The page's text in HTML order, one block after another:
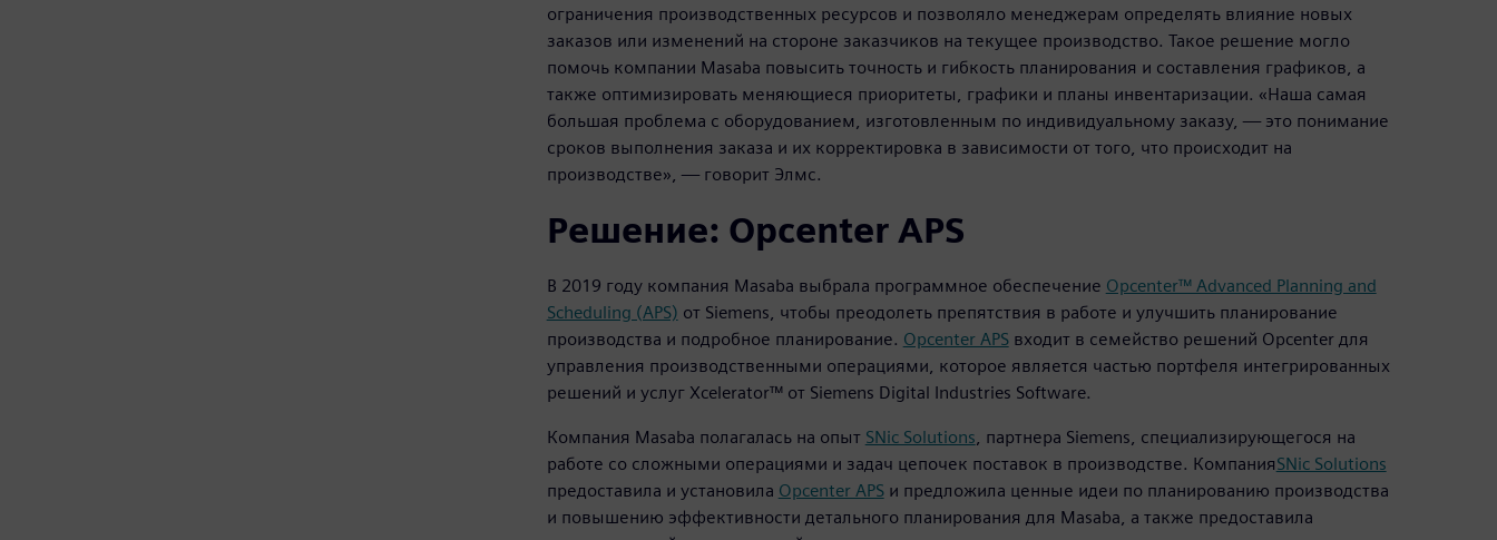
ограничения производственных ресурсов и позволяло менеджерам определять влияние новых
заказов или изменений на стороне заказчиков на текущее производство. Такое решение могло
помочь компании Masaba повысить точность и гибкость планирования и составления графиков, а
также оптимизировать меняющиеся приоритеты, графики и планы инвентаризации. «Наша самая
большая проблема с оборудованием, изготовленным по индивидуальному заказу, — это понимание
сроков выполнения заказа и их корректировка в зависимости от того, что происходит на
производстве», — говорит Элмс.
Решение: Opcenter APS
В 2019 году компания Masaba выбрала программное обеспечение Opcenter™ Advanced Planning and
Scheduling (APS) от Siemens, чтобы преодолеть препятствия в работе и улучшить планирование
производства и подробное планирование. Opcenter APSвходит в семейство решений Opcenter для
управления производственными операциями, которое является частью портфеля интегрированных
решений и услуг Xcelerator™ от Siemens Digital Industries Software.
Компания Masaba полагалась на опыт SNic Solutions, партнера Siemens, специализирующегося на
работе со сложными операциями и задач цепочек поставок в производстве. КомпанияSNic Solutions
предоставила и установила Opcenter APSи предложила ценные идеи по планированию производства
и повышению эффективности детального планирования для Masaba, а также предоставила